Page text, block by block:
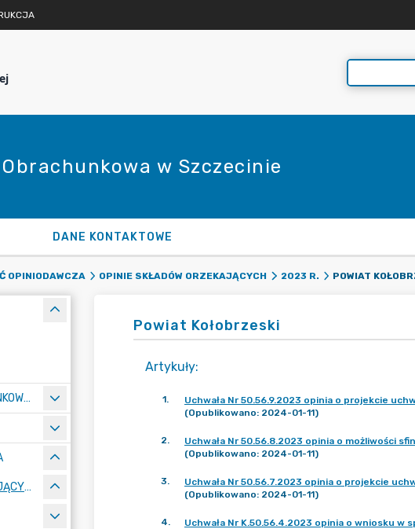
w Szczecinie
DANE KONTAKTOWE
OPINIODAWCZA OPINIE SKŁADÓW ORZEKAJĄCYCH 2023 R. POWIAT
REGIONALNA IZBA OBRACHUNKOWA W SZCZECINIE
OPINIE SKŁADÓW ORZEKAJĄCYCH
Powiat Kołobrzeski
Artykuły:
1.
Uchwała Nr 50.56.9.2023 opinia o projekcie
(Opublikowano: 2024-01-11)
2.
Uchwała Nr 50.56.8.2023 opinia o możliwości
(Opublikowano: 2024-01-11)
3.
Uchwała Nr 50.56.7.2023 opinia o projekcie
(Opublikowano: 2024-01-11)
4.
Uchwała Nr K.50.56.4.2023 opinia o wniosku w